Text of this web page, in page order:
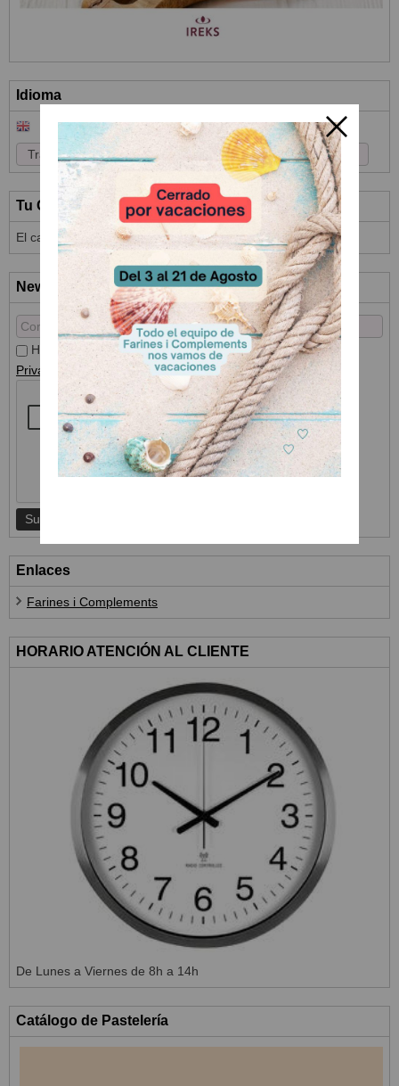
Idioma
Tu Carrito (0)
El carrito de la compra está vacío
Newsletter
He leído y acepto elTratamiento de datosy laPolítica de
Privacidad
Enlaces
Farines i Complements
HORARIO ATENCIÓN AL CLIENTE
De Lunes a Viernes de 8h a 14h
Catálogo de Pastelería